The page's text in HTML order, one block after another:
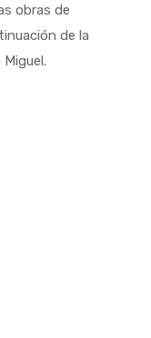
obras de
de la